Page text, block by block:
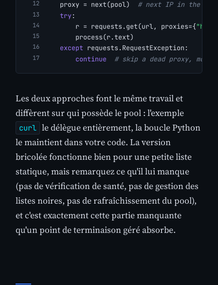
    proxy = next(pool)
# next IP in the
try:
        r = requests.get(url, proxies={
        process(r.text)
except requests.RequestException:
continue
# skip a dead proxy, move
Les deux approches font le même travail et
diffèrent sur qui possède le pool : l'exemple
curl le délègue entièrement, la boucle Python
le maintient dans votre code. La version
bricolée fonctionne bien pour une petite liste
statique, mais remarquez ce qu'il lui manque
(pas de vérification de santé, pas de gestion des
listes noires, pas de rafraîchissement du pool),
et c'est exactement cette partie manquante
qu'un point de terminaison géré absorbe.